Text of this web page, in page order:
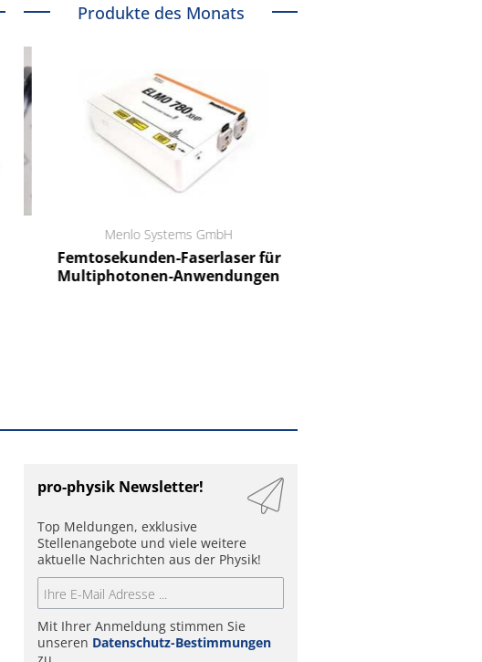
Produkte des Monats
Menlo Systems GmbH
Femtosekunden-Faserlaser für
Multiphotonen-Anwendungen
pro-physik Newsletter!
Top Meldungen, exklusive
Stellenangebote und viele weitere
aktuelle Nachrichten aus der Physik!
Mit Ihrer Anmeldung stimmen Sie
unseren Datenschutz-Bestimmungen